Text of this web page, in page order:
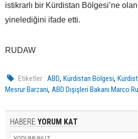
istikrarlı bir Kürdistan Bölgesi’ne
yinelediğini ifade etti.
RUDAW
Etiketler : ABD,Kürdistan Bölgesi,
Mesrur Barzani, ABD Dışişleri Bakanı Marco
HABERE YORUM KAT